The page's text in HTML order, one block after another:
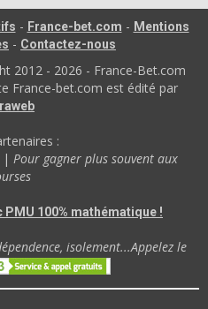
- France-bet.com - Mentions
- Contactez-nous
2012 - 2026 - France-Bet.com
France-bet.com est édité par
:
| Pour gagner plus souvent aux
PMU 100% mathématique !
isolement...Appelez le